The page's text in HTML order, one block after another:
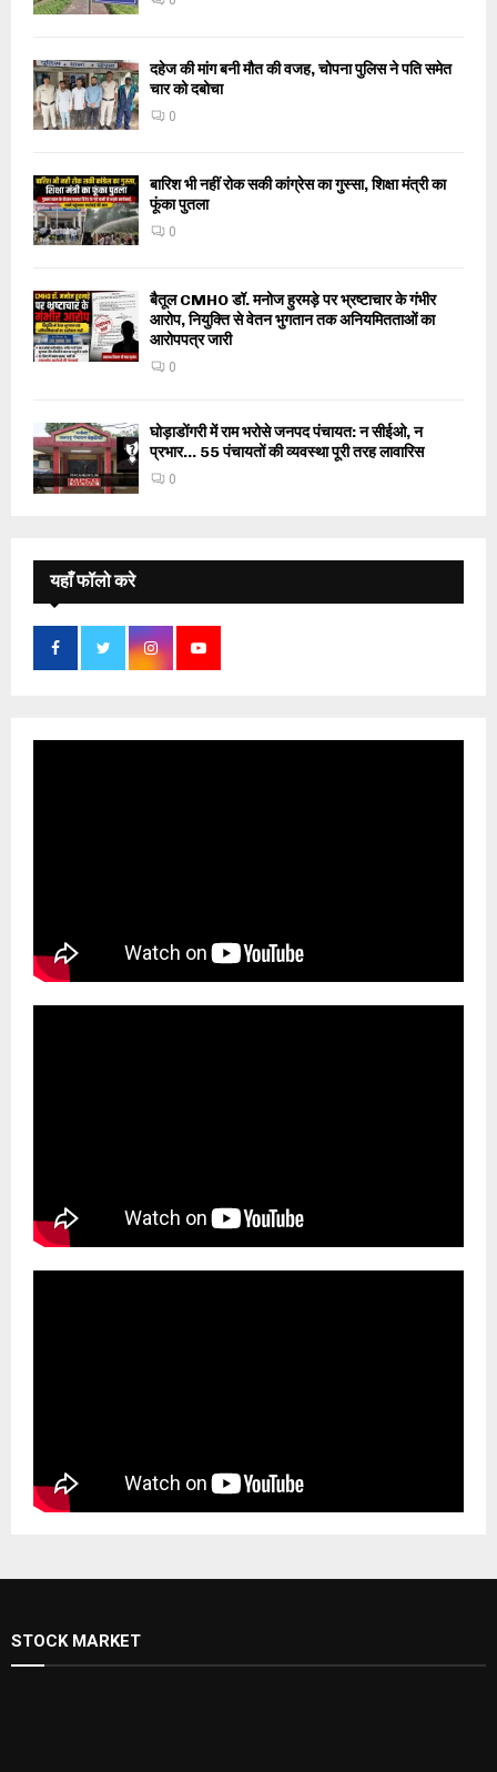
दहेज की मांग बनी मौत की वजह, चोपना पुलिस ने पति समेत
चार को दबोचा
0
बारिश भी नहीं रोक सकी कांग्रेस का गुस्सा, शिक्षा मंत्री का
फूंका पुतला
0
बैतूल CMHO डॉ. मनोज हुरमड़े पर भ्रष्टाचार के गंभीर
आरोप, नियुक्ति से वेतन भुगतान तक अनियमितताओं का
आरोपपत्र जारी
0
घोड़ाडोंगरी में राम भरोसे जनपद पंचायत: न सीईओ, न
प्रभार… 55 पंचायतों की व्यवस्था पूरी तरह लावारिस
0
यहाँ फॉलो करे
STOCK MARKET